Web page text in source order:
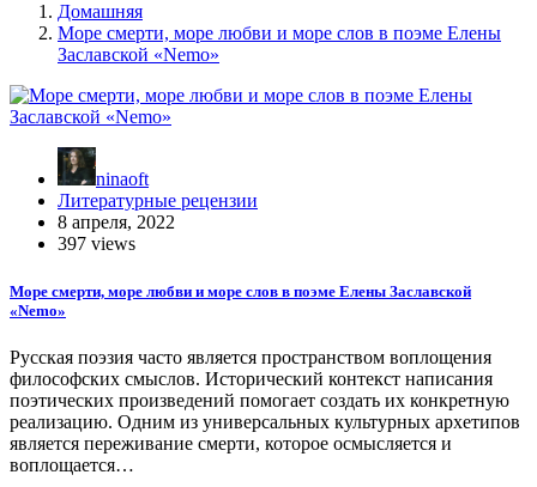
Домашняя
Море смерти, море любви и море слов в поэме Елены
Заславской «Nemo»
ninaoft
Литературные рецензии
8 апреля, 2022
397 views
Море смерти, море любви и море слов в поэме Елены Заславской
«Nemo»
Русская поэзия часто является пространством воплощения
философских смыслов. Исторический контекст написания
поэтических произведений помогает создать их конкретную
реализацию. Одним из универсальных культурных архетипов
является переживание смерти, которое осмысляется и
воплощается…